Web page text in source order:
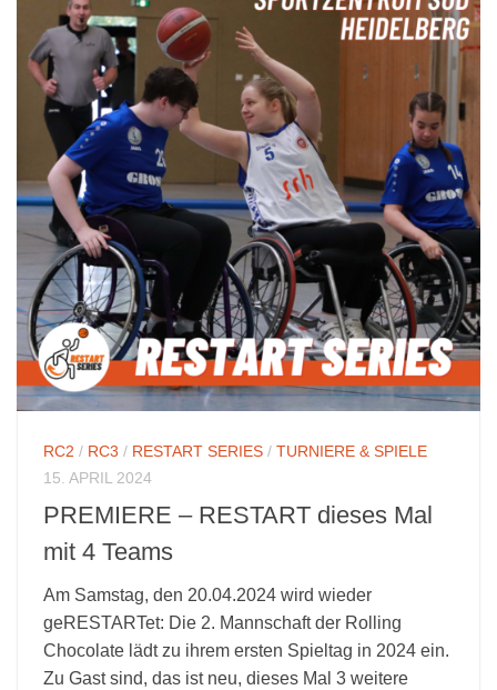
RC2 / RC3 / RESTART SERIES / TURNIERE & SPIELE
15. APRIL 2024
PREMIERE – RESTART dieses Mal
mit 4 Teams
Am Samstag, den 20.04.2024 wird wieder
geRESTARTet: Die 2. Mannschaft der Rolling
Chocolate lädt zu ihrem ersten Spieltag in 2024 ein.
Zu Gast sind, das ist neu, dieses Mal 3 weitere